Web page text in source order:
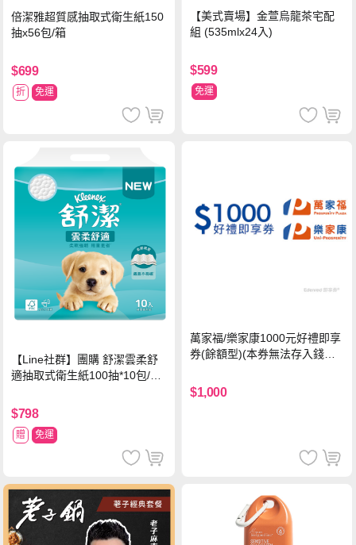
倍潔雅超質感抽取式衛生紙150
抽x56包/箱
$699
折 免運
【美式賣場】金萱烏龍茶宅配
組 (535mlx24入)
$599
免運
【Line社群】團購 舒潔雲柔舒
適抽取式衛生紙100抽*10包/6
$798
贈 免運
萬家福/樂家康1000元好禮即享
券(餘額型)(本券無法存入錢包
$1,000